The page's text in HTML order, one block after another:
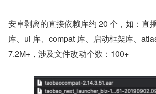
安卓剥离的直接依赖库约 20 个，如：直
库、ui 库、compat 库、启动框架库、
7.2M+，涉及文件改动个数：100+